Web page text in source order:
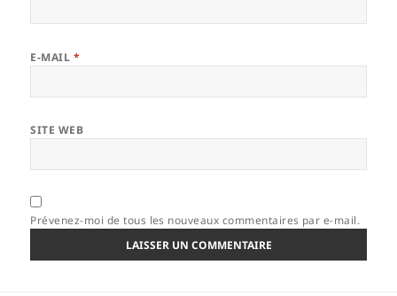
E-MAIL *
SITE WEB
Prévenez-moi de tous les nouveaux commentaires par e-mail.